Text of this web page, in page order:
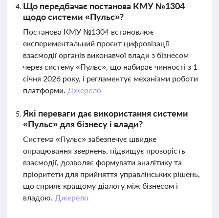
Що передбачає постанова КМУ №1304
щодо системи «Пульс»?
Постанова КМУ №1304 встановлює
експериментальний проєкт цифровізації
взаємодії органів виконавчої влади з бізнесом
через систему «Пульс», що набирає чинності з 1
січня 2026 року, і регламентує механізми роботи
платформи. Джерело
Які переваги дає використання системи
«Пульс» для бізнесу і влади?
Система «Пульс» забезпечує швидке
опрацювання звернень, підвищує прозорість
взаємодії, дозволяє формувати аналітику та
пріоритети для прийняття управлінських рішень,
що сприяє кращому діалогу між бізнесом і
владою. Джерело